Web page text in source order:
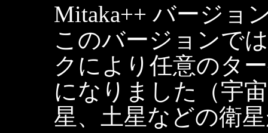
Mitaka++ バージョ
このバージョンで
クにより任意のタ
になりました（宇
星、土星などの衛